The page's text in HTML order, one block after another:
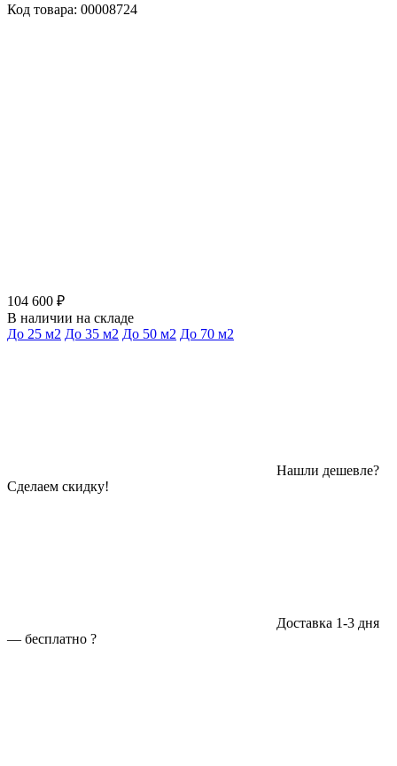
Код товара: 00008724
104 600 ₽
В наличии на складе
До 25 м2 До 35 м2 До 50 м2 До 70 м2
Нашли дешевле?
Сделаем скидку!
Доставка 1-3 дня
— бесплатно ?